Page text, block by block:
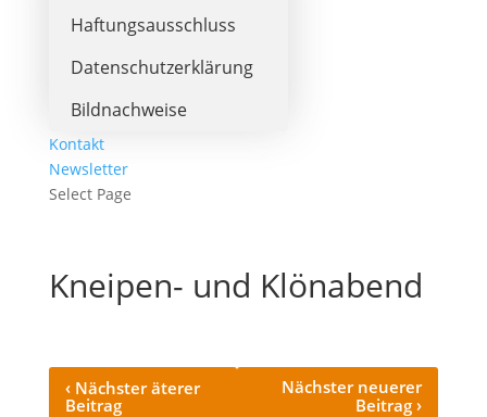
Haftungsausschluss
Datenschutzerklärung
Bildnachweise
Kontakt
Newsletter
Select Page
Kneipen- und Klönabend
‹Nächster äterer
Beitrag
Nächster neuerer
Beitrag›